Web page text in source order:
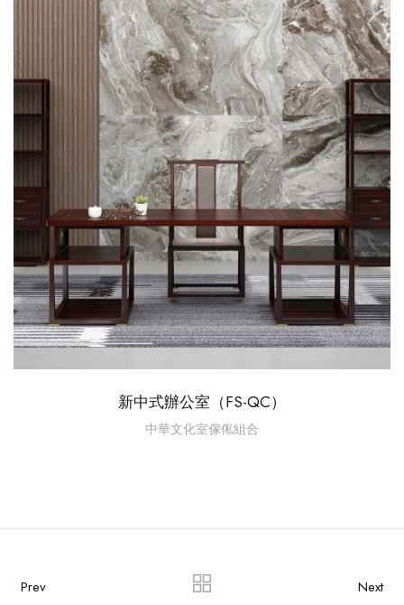
新中式辦公室（FS-QC）
中華文化室傢俬組合
Prev Next